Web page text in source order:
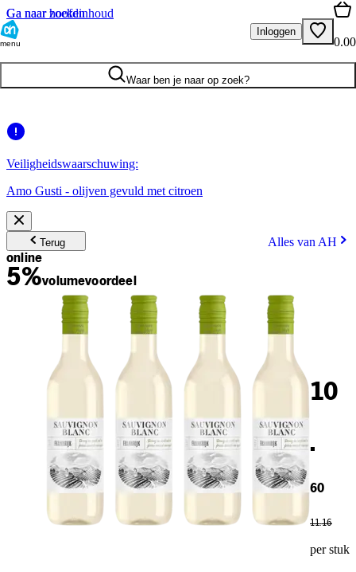
Ga naar hoofdinhoud
Ga naar zoeken
menu
Inloggen
0.00
Waar ben je naar op zoek?
Veiligheidswaarschuwing:
Amo Gusti - olijven gevuld met citroen
Terug Alles van AH
online
5%volumevoordeel
10
.
60
11.16
per stuk